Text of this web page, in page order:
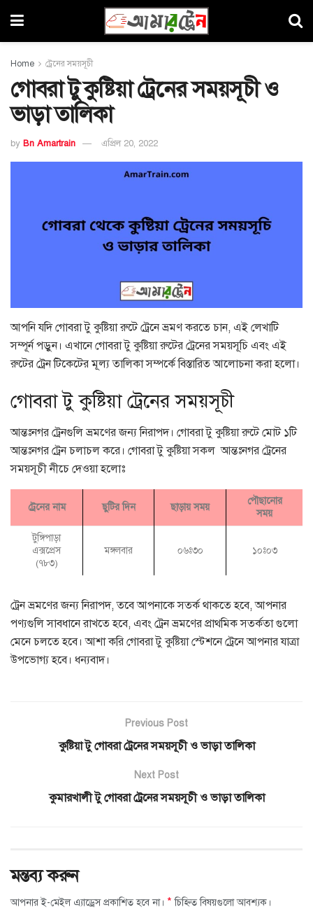
Home ট্রেনের সময়সূচী
গোবরা টু কুষ্টিয়া ট্রেনের সময়সূচী ও
ভাড়া তালিকা
by Bn Amartrain এপ্রিল 20, 2022
আপনি যদি গোবরা টু কুষ্টিয়া রুটে ট্রেনে ভ্রমণ করতে চান, এই লেখাটি
সম্পূর্ন পড়ুন। এখানে গোবরা টু কুষ্টিয়া রুটের ট্রেনের সময়সূচি এবং এই
রুটের ট্রেন টিকেটের মূল্য তালিকা সম্পর্কে বিস্তারিত আলোচনা করা হলো।
গোবরা টু কুষ্টিয়া ট্রেনের সময়সূচী
আন্তঃনগর ট্রেনগুলি ভ্রমণের জন্য নিরাপদ। গোবরা টু কুষ্টিয়া রুটে মোট ১টি
আন্তঃনগর ট্রেন চলাচল করে। গোবরা টু কুষ্টিয়া সকল আন্তঃনগর ট্রেনের
সময়সূচী নীচে দেওয়া হলোঃ
ট্রেনের নাম ছুটির দিন ছাড়ায় সময়
পৌছানোর
সময়
টুঙ্গিপাড়া
এক্সপ্রেস
(৭৮৩)
মঙ্গলবার ০৬ঃ৩০ ১০ঃ০৩
ট্রেন ভ্রমণের জন্য নিরাপদ, তবে আপনাকে সতর্ক থাকতে হবে, আপনার
পণ্যগুলি সাবধানে রাখতে হবে, এবং ট্রেন ভ্রমণের প্রাথমিক সতর্কতা গুলো
মেনে চলতে হবে। আশা করি গোবরা টু কুষ্টিয়া স্টেশনে ট্রেনে আপনার যাত্রা
উপভোগ্য হবে। ধন্যবাদ।
Previous Post
কুষ্টিয়া টু গোবরা ট্রেনের সময়সূচী ও ভাড়া তালিকা
Next Post
কুমারখালী টু গোবরা ট্রেনের সময়সূচী ও ভাড়া তালিকা
মন্তব্য করুন
আপনার ই-মেইল এ্যাড্রেস প্রকাশিত হবে না। * চিহ্নিত বিষয়গুলো আবশ্যক।